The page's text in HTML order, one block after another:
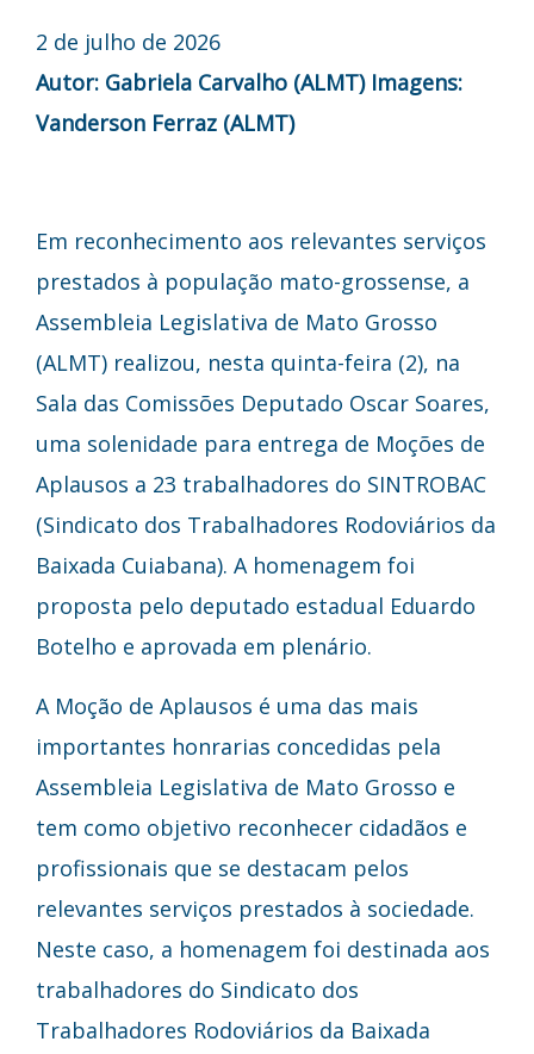
2 de julho de 2026
Autor: Gabriela Carvalho (ALMT) Imagens:
Vanderson Ferraz (ALMT)
Em reconhecimento aos relevantes serviços
prestados à população mato-grossense, a
Assembleia Legislativa de Mato Grosso
(ALMT) realizou, nesta quinta-feira (2), na
Sala das Comissões Deputado Oscar Soares,
uma solenidade para entrega de Moções de
Aplausos a 23 trabalhadores do SINTROBAC
(Sindicato dos Trabalhadores Rodoviários da
Baixada Cuiabana). A homenagem foi
proposta pelo deputado estadual Eduardo
Botelho e aprovada em plenário.
A Moção de Aplausos é uma das mais
importantes honrarias concedidas pela
Assembleia Legislativa de Mato Grosso e
tem como objetivo reconhecer cidadãos e
profissionais que se destacam pelos
relevantes serviços prestados à sociedade.
Neste caso, a homenagem foi destinada aos
trabalhadores do Sindicato dos
Trabalhadores Rodoviários da Baixada